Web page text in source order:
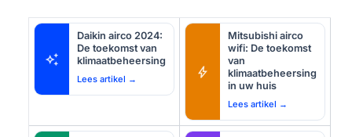
auto_awesome
Daikin airco 2024:
De toekomst van
klimaatbeheersing
Lees artikel → bolt
Mitsubishi airco
wifi: De toekomst
van
klimaatbeheersing
in uw huis
Lees artikel →